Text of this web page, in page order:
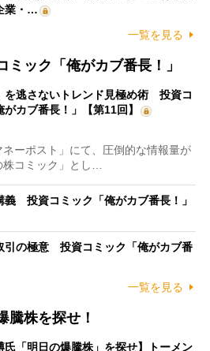
業・…
一覧を見る
ミック「俺がカブ番長！」
を逃さないトレンド見極め術 投資コ
がカブ番長！」【第11回】
ーポスト」にて、圧倒的な情報量が
コミック」とし…
義 投資コミック「俺がカブ番長！」
引の極意 投資コミック「俺がカブ番
一覧を見る
騰株を探せ！
氏「明日の爆騰株」を探せ】トーメン